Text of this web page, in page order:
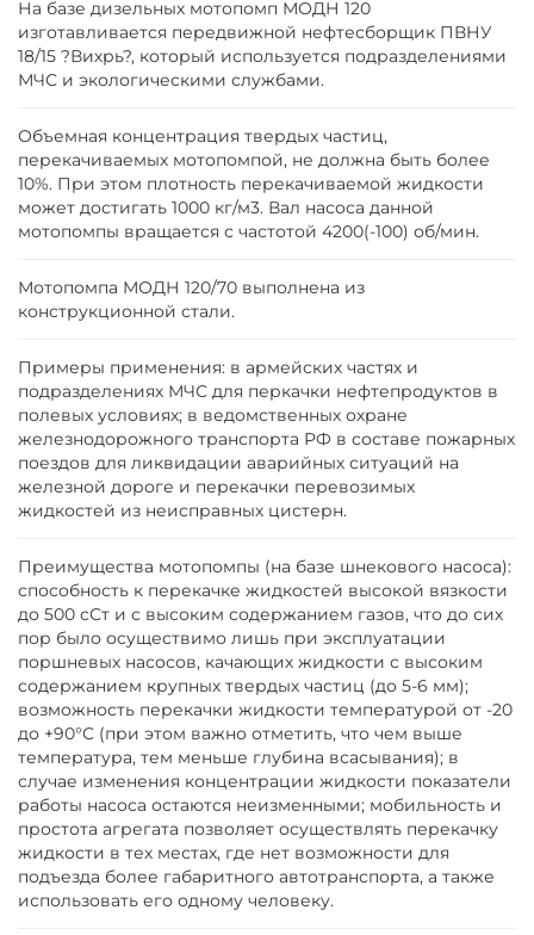
На базе дизельных мотопомп МОДН 120
изготавливается передвижной нефтесборщик ПВНУ
18/15 ?Вихрь?, который используется подразделениями
МЧС и экологическими службами.
Объемная концентрация твердых частиц,
перекачиваемых мотопомпой, не должна быть более
10%. При этом плотность перекачиваемой жидкости
может достигать 1000 кг/м3. Вал насоса данной
мотопомпы вращается с частотой 4200(-100) об/мин.
Мотопомпа МОДН 120/70 выполнена из
конструкционной стали.
Примеры применения: в армейских частях и
подразделениях МЧС для перкачки нефтепродуктов в
полевых условиях; в ведомственных охране
железнодорожного транспорта РФ в составе пожарных
поездов для ликвидации аварийных ситуаций на
железной дороге и перекачки перевозимых
жидкостей из неисправных цистерн.
Преимущества мотопомпы (на базе шнекового насоса):
способность к перекачке жидкостей высокой вязкости
до 500 сСт и с высоким содержанием газов, что до сих
пор было осуществимо лишь при эксплуатации
поршневых насосов, качающих жидкости с высоким
содержанием крупных твердых частиц (до 5-6 мм);
возможность перекачки жидкости температурой от -20
до +90°С (при этом важно отметить, что чем выше
температура, тем меньше глубина всасывания); в
случае изменения концентрации жидкости показатели
работы насоса остаются неизменными; мобильность и
простота агрегата позволяет осуществлять перекачку
жидкости в тех местах, где нет возможности для
подъезда более габаритного автотранспорта, а также
использовать его одному человеку.